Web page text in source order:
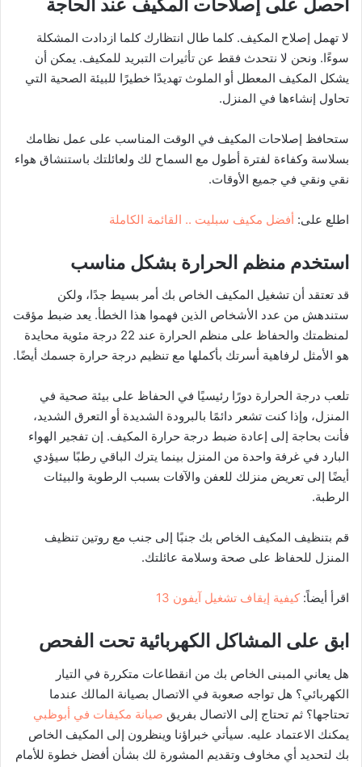
احصل على إصلاحات المكيف عند الحاجة
لا تهمل إصلاح المكيف. كلما طال انتظارك كلما ازدادت المشكلة
سوءًا. ونحن لا نتحدث فقط عن تأثيرات التبريد للمكيف. يمكن أن
يشكل المكيف المعطل أو الملوث تهديدًا خطيرًا للبيئة الصحية التي
تحاول إنشاءها في المنزل.
ستحافظ إصلاحات المكيف في الوقت المناسب على عمل نظامك
بسلاسة وكفاءة لفترة أطول مع السماح لك ولعائلتك باستنشاق هواء
نقي ونقي في جميع الأوقات.
اطلع على: أفضل مكيف سبليت .. القائمة الكاملة
استخدم منظم الحرارة بشكل مناسب
قد تعتقد أن تشغيل المكيف الخاص بك أمر بسيط جدًا، ولكن
ستندهش من عدد الأشخاص الذين فهموا هذا الخطأ. يعد ضبط مؤقت
لمنظمتك والحفاظ على منظم الحرارة عند 22 درجة مئوية محايدة
هو الأمثل لرفاهية أسرتك بأكملها مع تنظيم درجة حرارة جسمك أيضًا.
تلعب درجة الحرارة دورًا رئيسيًا في الحفاظ على بيئة صحية في
المنزل، وإذا كنت تشعر دائمًا بالبرودة الشديدة أو التعرق الشديد،
فأنت بحاجة إلى إعادة ضبط درجة حرارة المكيف. إن تفجير الهواء
البارد في غرفة واحدة من المنزل بينما يترك الباقي رطبًا سيؤدي
أيضًا إلى تعريض منزلك للعفن والآفات بسبب الرطوبة والبيئات
الرطبة.
قم بتنظيف المكيف الخاص بك جنبًا إلى جنب مع روتين تنظيف
المنزل للحفاظ على صحة وسلامة عائلتك.
اقرأ أيضاً: كيفية إيقاف تشغيل آيفون 13
ابق على المشاكل الكهربائية تحت الفحص
هل يعاني المبنى الخاص بك من انقطاعات متكررة في التيار
الكهربائي؟ هل تواجه صعوبة في الاتصال بصيانة المالك عندما
تحتاجها؟ ثم تحتاج إلى الاتصال بفريق صيانة مكيفات في أبوظبي
يمكنك الاعتماد عليه. سيأتي خبراؤنا وينظرون إلى المكيف الخاص
بك لتحديد أي مخاوف وتقديم المشورة لك بشأن أفضل خطوة للأمام